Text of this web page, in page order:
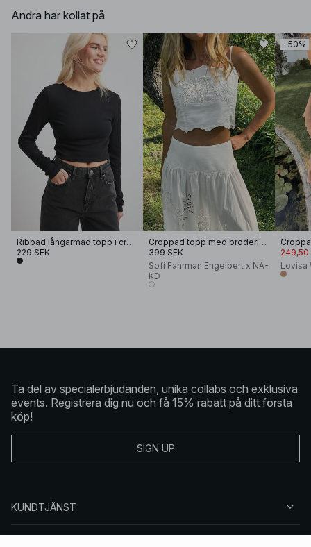
Andra har kollat på
Ribbad långärmad topp i croppad modell
229 SEK
Croppad topp med broderiedetalj
399 SEK
Sofi Fahrman Engelbert x NA-
KD
−50%
249,50
Lovisa
Ta del av specialerbjudanden, unika collabs och exklusiva
events. Registrera dig nu och få 15% rabatt på ditt första
köp!
SIGN UP
KUNDTJÄNST